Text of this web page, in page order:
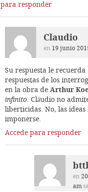
para responder
Claudio
en 19 junio
Su respuesta le recuerda
respuestas de los
en la obra de Arthur
infinito . Cláudio no
liberticidas. No, las ideas
imponerse.
Accede para responder
en
am